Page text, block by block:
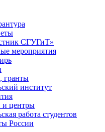
СГУГиТ»
мероприятия
гранты
институт
и центры
работа студентов
России